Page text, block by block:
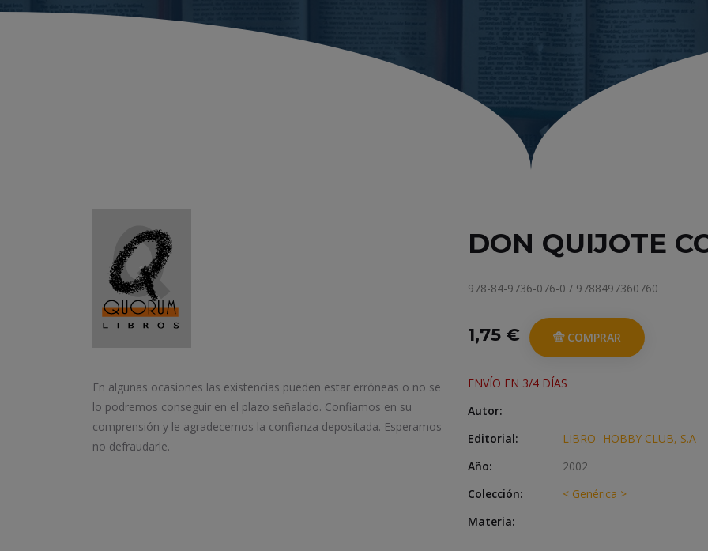
En algunas ocasiones las existencias pueden estar erróneas o no se
lo podremos conseguir en el plazo señalado. Confiamos en su
comprensión y le agradecemos la confianza depositada. Esperamos
no defraudarle.
DON QUIJOTE
978-84-9736-076-0 / 9788497360760
1,75 € COMPRAR
ENVÍO EN 3/4 DÍAS
Autor:
Editorial:
LIBRO- HOBBY CLUB, S.A
Año:
2002
Colección:
< Genérica >
Materia: